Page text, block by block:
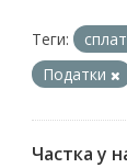
Теги:
Податки
Частка у